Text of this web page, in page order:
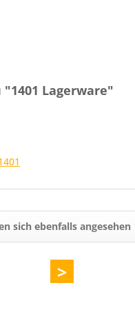
Lagerware"
sich ebenfalls angesehen
>